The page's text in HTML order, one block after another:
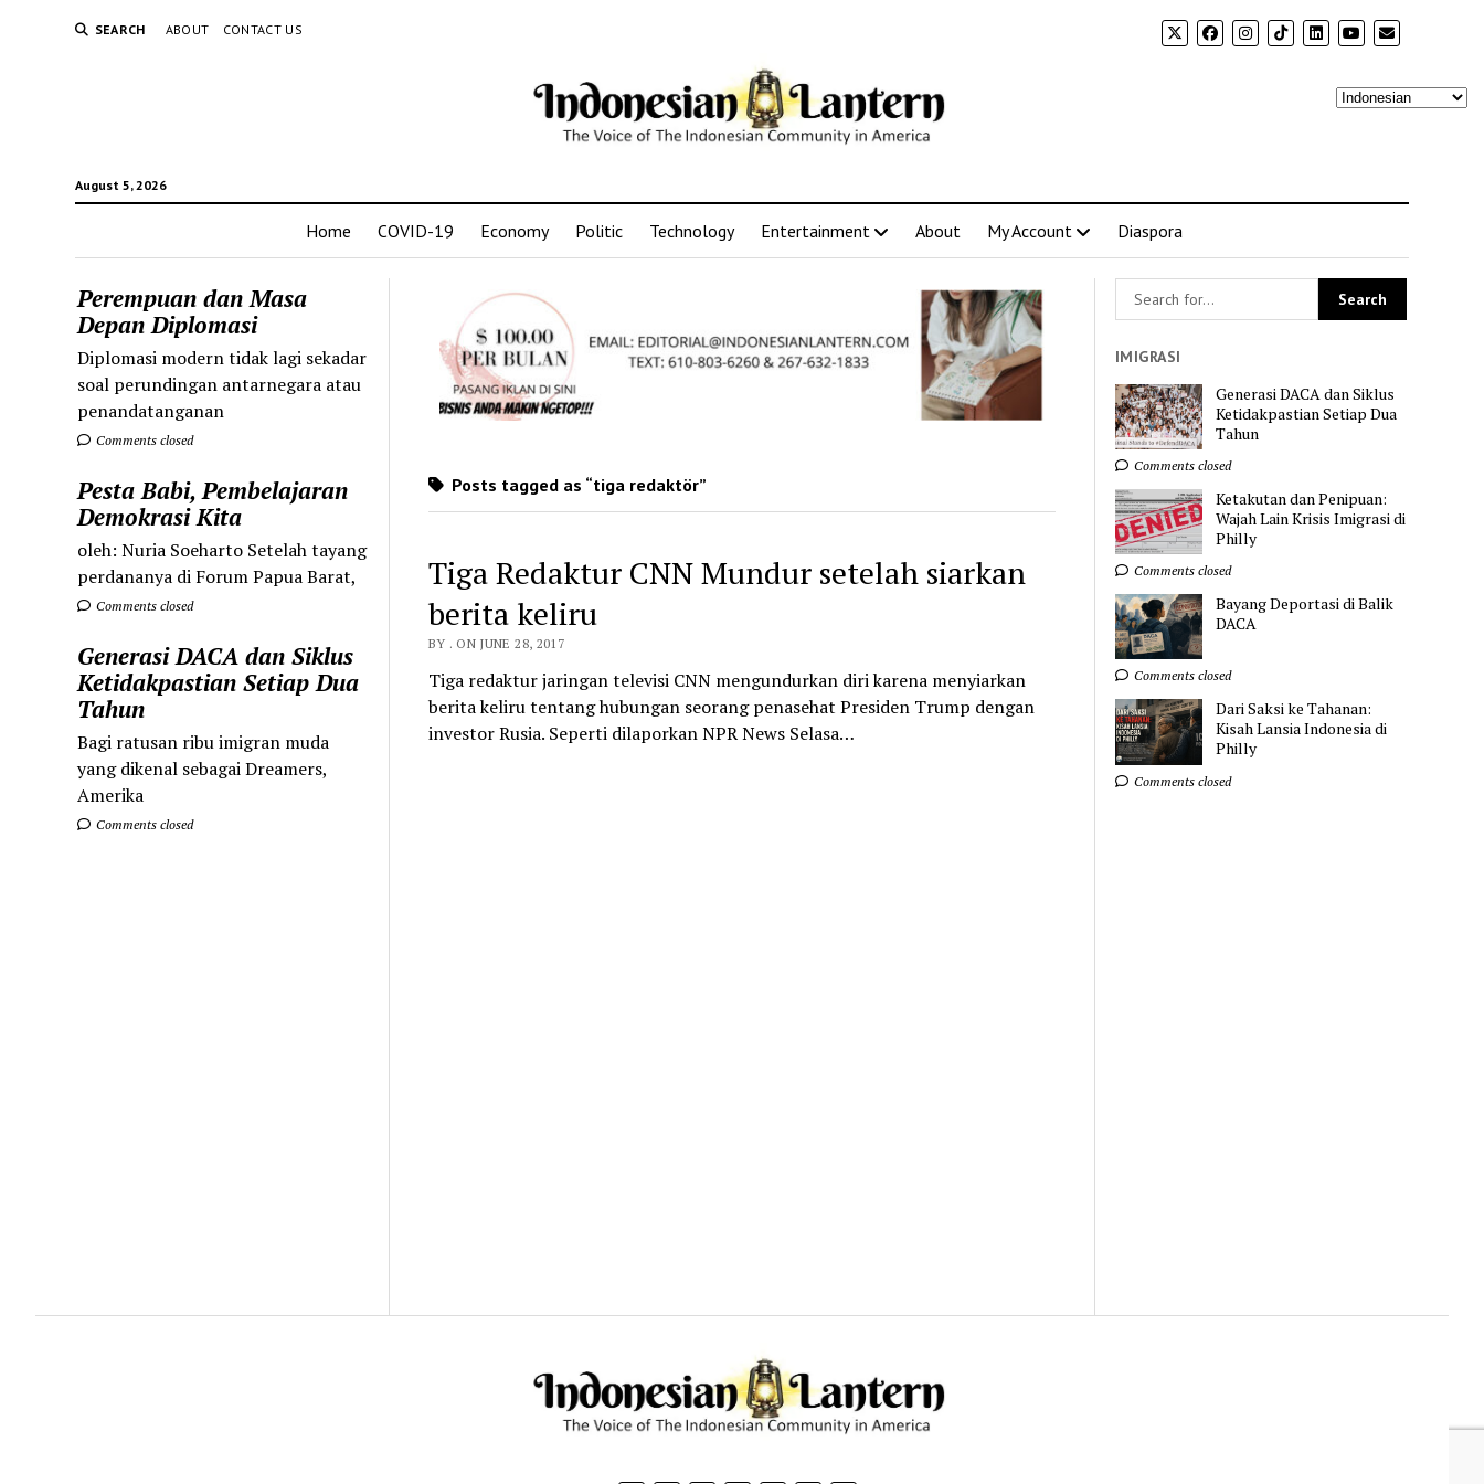
SEARCH ABOUT CONTACT US
August 5, 2026
Home COVID-19 Economy Politic Technology Entertainment About My Account Diaspora
Perempuan dan Masa
Depan Diplomasi
Diplomasi modern tidak lagi sekadar
soal perundingan antarnegara atau
penandatanganan
Comments closed
Pesta Babi, Pembelajaran
Demokrasi Kita
oleh: Nuria Soeharto Setelah tayang
perdananya di Forum Papua Barat,
Comments closed
Generasi DACA dan Siklus
Ketidakpastian Setiap Dua
Tahun
Bagi ratusan ribu imigran muda
yang dikenal sebagai Dreamers,
Amerika
Comments closed
Posts tagged as “tiga redaktör”
Tiga Redaktur CNN Mundur setelah siarkan
berita keliru
BY . ON JUNE 28, 2017
Tiga redaktur jaringan televisi CNN mengundurkan diri karena menyiarkan
berita keliru tentang hubungan seorang penasehat Presiden Trump dengan
investor Rusia. Seperti dilaporkan NPR News Selasa…
IMIGRASI
Generasi DACA dan Siklus
Ketidakpastian Setiap Dua
Tahun
Comments closed
Ketakutan dan Penipuan:
Wajah Lain Krisis Imigrasi di
Philly
Comments closed
Bayang Deportasi di Balik
DACA
Comments closed
Dari Saksi ke Tahanan:
Kisah Lansia Indonesia di
Philly
Comments closed